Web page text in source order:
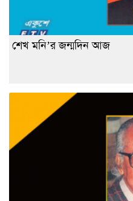
শেখ মনি’র জন্মদিন আজ